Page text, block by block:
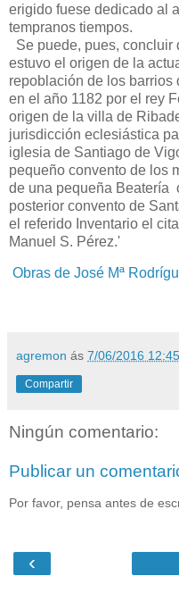
erigido fuese dedicado al
tempranos tiempos.
Se puede, pues, concluir
estuvo el origen de la
repoblación de los
en el año 1182 por el rey
origen de la villa de
jurisdicción eclesiástica
iglesia de Santiago de
pequeño convento de los
de una pequeña Beatería
posterior convento de
el referido Inventario el
Manuel S. Pérez.'
Obras de José Mª
agremon ás 7/06/2016
Compartir
Ningún comentario:
Publicar un
Por favor, pensa antes de
‹